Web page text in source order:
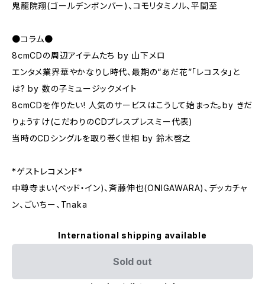
鬼龍院翔(ゴールデンボンバー)、コモリタミノル、平間至
●コラム●
8cmCDの周辺アイテムたち by 山下メロ
エンタメ業界華やかなりし時代、最期の“あだ花”「レコスタ」と
は? by 数の子ミュージックメイト
8cmCDを作りたい! 人気のサービスはこうして始まった。by きだ
りょうすけ(こだわりのCDプレスプレスミー代表)
当時のCDシングルを取り巻く世相 by 鈴木啓之
*ゲストレコメンド*
中尊寺まい(ベッド・イン)、斉藤伸也(ONIGAWARA)、デッカチャ
ン、ごいちー、Tnaka
International shipping available
Sold out